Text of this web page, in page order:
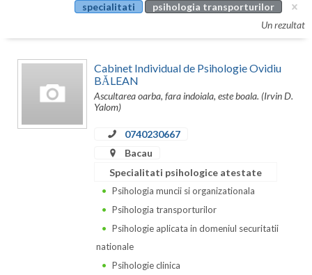
Calarasi
Constanta
specialitati
psihologia transporturilor
Un rezultat
Cabinet Individual de Psihologie Ovidiu
BĂLEAN
Ascultarea oarba, fara indoiala, este boala. (Irvin D.
Yalom)
0740230667
Bacau
Specialitati psihologice atestate
Psihologia muncii si organizationala
Psihologia transporturilor
Psihologie aplicata in domeniul securitatii
nationale
Psihologie clinica